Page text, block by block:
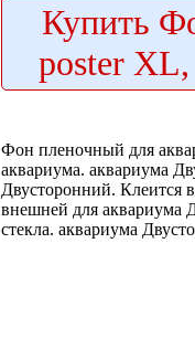
Купить
poster
Фон пленочный для
аквариума. аквариума
Двусторонний. Клеится
внешней для аквариума
стекла. аквариума